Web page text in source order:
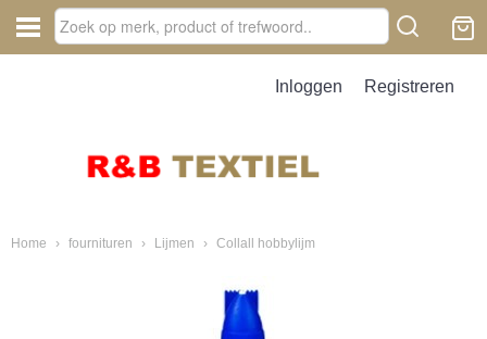
Inloggen Registreren
Home › fournituren › Lijmen › Collall hobbylijm